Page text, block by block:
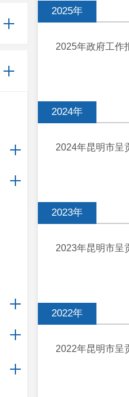
2025年
2025年政府工作
2024年
2024年昆明市呈
2023年
2023年昆明市呈
2022年
2022年昆明市呈